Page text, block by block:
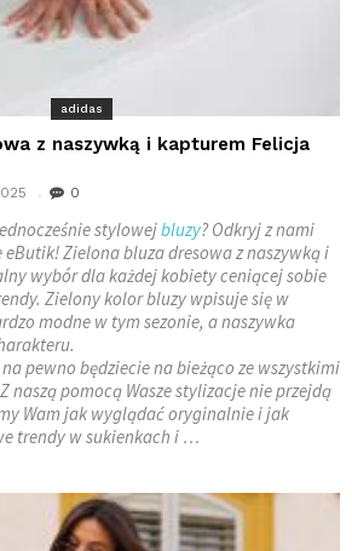
adidas
z naszywką i kapturem Felicja
0
stylowejbluzy? Odkryj z nami
eButik! Zielona bluza dresowa z naszywką i
wybór dla każdej kobiety ceniącej sobie
Zielony kolor bluzy wpisuje się w
modne w tym sezonie, a naszywka
pewno będziecie na bieżąco ze wszystkimi
naszą pomocą Wasze stylizacje nie przejdą
Wam jak wyglądać oryginalnie i jak
trendy w sukienkach i …